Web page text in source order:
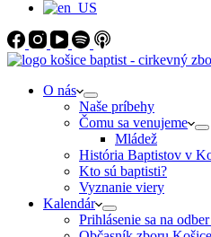
O nás
Naše príbehy
Čomu sa venujeme
Mládež
História Baptistov v
Kto sú baptisti?
Vyznanie viery
Kalendár
Prihlásenie sa na